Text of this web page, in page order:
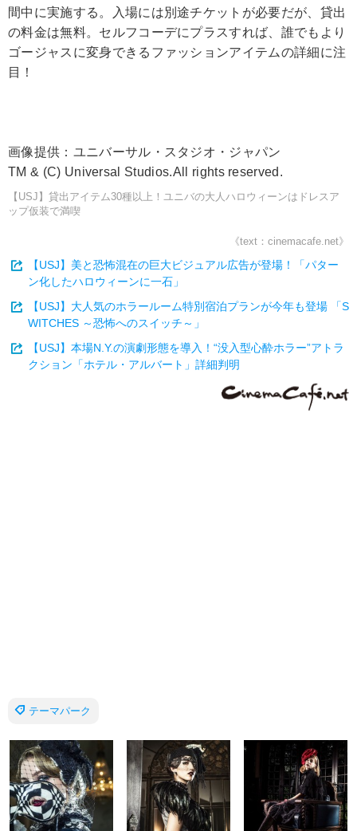
間中に実施する。入場には別途チケットが必要だが、貸出
の料金は無料。セルフコーデにプラスすれば、誰でもより
ゴージャスに変身できるファッションアイテムの詳細に注
目！
画像提供：ユニバーサル・スタジオ・ジャパン
TM & (C) Universal Studios.All rights reserved.
【USJ】貸出アイテム30種以上！ユニバの大人ハロウィーンはドレスア
ップ仮装で満喫
《text：cinemacafe.net》
【USJ】美と恐怖混在の巨大ビジュアル広告が登場！「パター
ン化したハロウィーンに一石」
【USJ】大人気のホラールーム特別宿泊プランが今年も登場 「S
WITCHES ～恐怖へのスイッチ～」
【USJ】本場N.Y.の演劇形態を導入！“没入型心酔ホラー”アトラ
クション「ホテル・アルバート」詳細判明
テーマパーク